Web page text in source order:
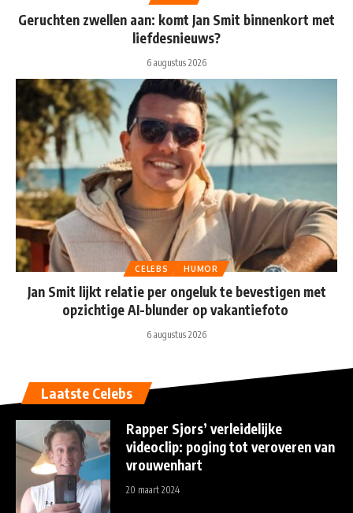
Geruchten zwellen aan: komt Jan Smit binnenkort met
liefdesnieuws?
6 augustus 2026
CELEBS HUMOR
Jan Smit lijkt relatie per ongeluk te bevestigen met
opzichtige AI-blunder op vakantiefoto
6 augustus 2026
Laatste Celebs
Rapper Sjors’ verleidelijke
videoclip: poging tot veroveren van
vrouwenhart
20 maart 2024